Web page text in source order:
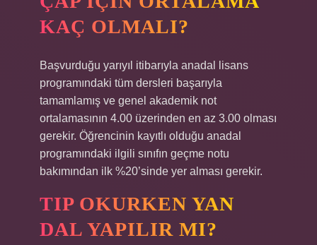
KAÇ OLMALI?
Başvurduğu yarıyıl itibarıyla anadal lisans
programındaki tüm dersleri başarıyla
tamamlamış ve genel akademik not
ortalamasının 4.00 üzerinden en az 3.00 olması
gerekir. Öğrencinin kayıtlı olduğu anadal
programındaki ilgili sınıfın geçme notu
bakımından ilk %20’sinde yer alması gerekir.
TIP OKURKEN YAN
DAL YAPILIR MI?